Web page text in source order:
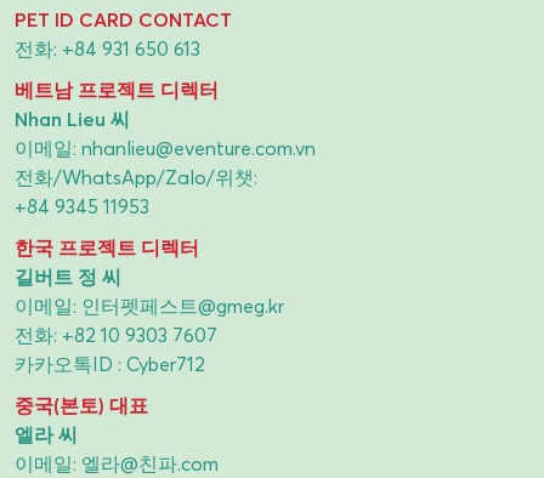
PET ID CARD CONTACT
전화: +84 931 650 613
베트남 프로젝트 디렉터
Nhan Lieu 씨
이메일: nhanlieu@eventure.com.vn
전화/WhatsApp/Zalo/위챗:
+84 9345 11953
한국 프로젝트 디렉터
길버트 정 씨
이메일: 인터펫페스트@gmeg.kr
전화: +82 10 9303 7607
카카오톡ID : Cyber712
중국(본토) 대표
엘라 씨
이메일: 엘라@친파.com